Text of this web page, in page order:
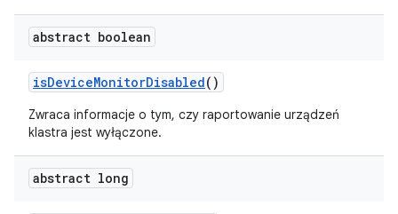
abstract boolean
isDeviceMonitorDisabled()
Zwraca informacje o tym, czy raportowanie urządzeń
klastra jest wyłączone.
abstract long